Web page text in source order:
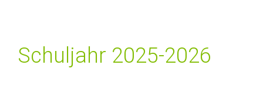
Schuljahr 2025-2026